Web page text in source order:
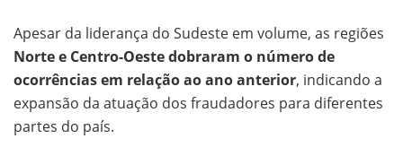
Apesar da liderança do Sudeste em volume, as regiões
Norte e Centro-Oeste dobraram o número de
ocorrências em relação ao ano anterior, indicando a
expansão da atuação dos fraudadores para diferentes
partes do país.